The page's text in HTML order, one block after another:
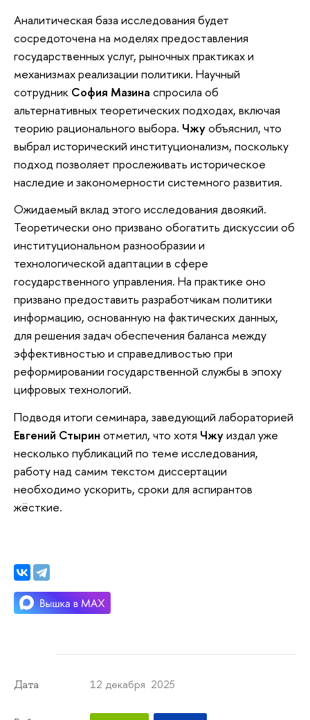
Аналитическая база исследования будет
сосредоточена на моделях предоставления
государственных услуг, рыночных практиках и
механизмах реализации политики. Научный
сотрудник София Мазина спросила об
альтернативных теоретических подходах, включая
теорию рационального выбора. Чжуобъяснил, что
выбрал исторический институционализм, поскольку
подход позволяет прослеживать историческое
наследие и закономерности системного развития.
Ожидаемый вклад этого исследования двоякий.
Теоретически оно призвано обогатить дискуссии об
институциональном разнообразии и
технологической адаптации в сфере
государственного управления. На практике оно
призвано предоставить разработчикам политики
информацию, основанную на фактических данных,
для решения задач обеспечения баланса между
эффективностью и справедливостью при
реформировании государственной службы в эпоху
цифровых технологий.
Подводя итоги семинара, заведующий лабораторией
Евгений Стырин отметил, что хотя Чжуиздал уже
несколько публикаций по теме исследования,
работу над самим текстом диссертации
необходимо ускорить, сроки для аспирантов
жёсткие.
Дата 12 декабря 2025